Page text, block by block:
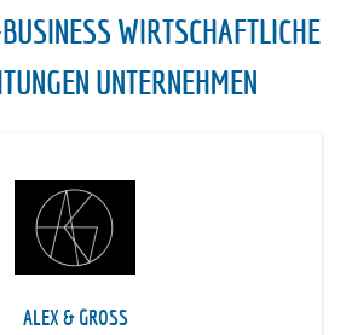
WIRTSCHAFTLICHE
UNTERNEHMEN
ALEX & GROSS